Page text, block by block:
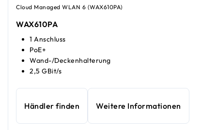
Cloud Managed WLAN 6 (WAX610PA)
WAX610PA
1 Anschluss
PoE+
Wand-/Deckenhalterung
2,5 GBit/s
Händler finden Weitere Informationen